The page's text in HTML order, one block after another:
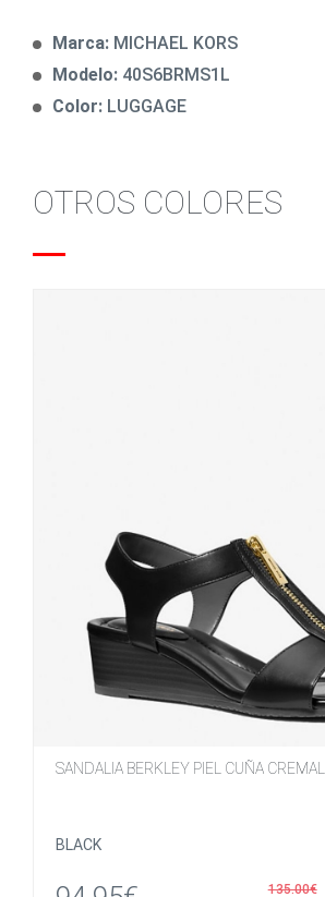
Marca: MICHAEL KORS
Modelo: 40S6BRMS1L
Color: LUGGAGE
OTROS COLORES
SANDALIA BERKLEY PIEL CUÑA
BLACK
135.00€